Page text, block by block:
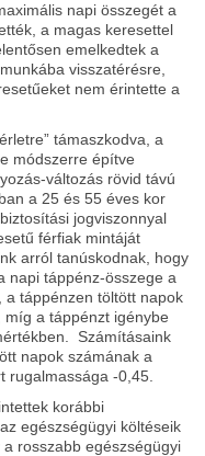
napi összegét a
a magas keresettel
emelkedtek a
visszatérésre,
nem érintette a
támaszkodva, a
módszerre építve
változás rövid távú
a 25 és 55 éves kor
jogviszonnyal
férfiak mintáját
arról tanúskodnak, hogy
napi táppénz-összege a
a táppénzen töltött napok
a táppénzt igénybe
Számításaink
napok számának a
rugalmassága -0,45.
korábbi
egészségügyi költéseik
rosszabb egészségügyi